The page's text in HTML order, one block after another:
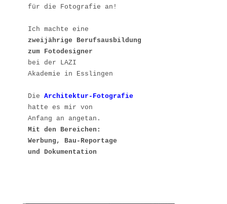
für die Fotografie an!
zweijährige Berufsausbildung
bei der LAZI
Akademie in Esslingen
Die Architektur-Fotografie
hatte es mir von
Mit den Bereichen:
Werbung, Bau-Reportage
und Dokumentation